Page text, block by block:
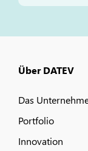
Über DATEV
Das
Portfolio
Innovation